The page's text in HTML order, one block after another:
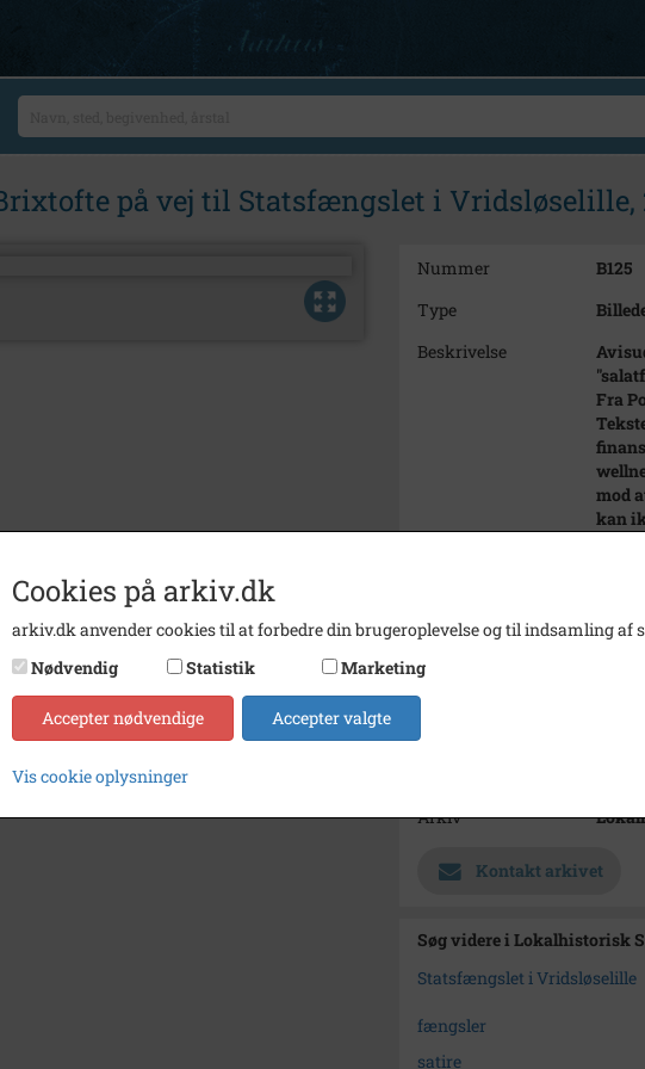
på vej til Statsfængslet i Vridsløselille,
Nummer
B125
Type
Beskrivelse
Fra
mod
kan
ind:
Dateringsnote
Fotograf
Arkiv
Kontakt arkivet
Søg videre i Lokalhistorisk
Statsfængslet i Vridsløselille
fængsler
satire
Cookies på arkiv.dk
arkiv.dk anvender cookies til at forbedre din brugeroplevelse og til indsamling af
Nødvendig
Statistik Marketing
Accepter nødvendige Accepter valgte
Vis cookie oplysninger